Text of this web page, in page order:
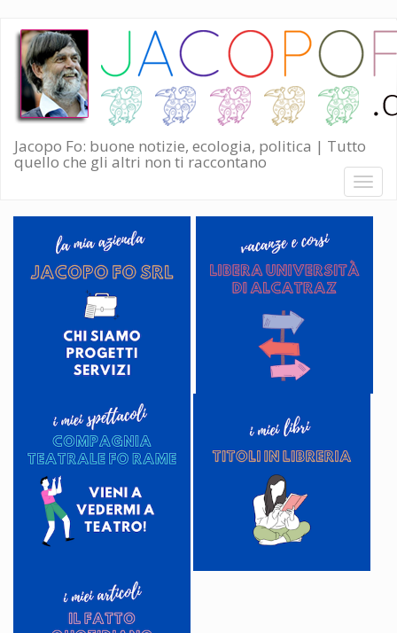
Salta
contenuto
principale
Jacopo Fo: buone notizie, ecologia, politica | Tutto
quello che gli altri non ti raccontano
Toggle